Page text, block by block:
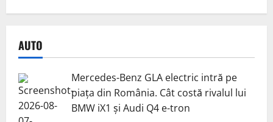
AUTO
Mercedes-Benz GLA electric intră pe
piața din România. Cât costă rivalul lui
BMW iX1 și Audi Q4 e-tron